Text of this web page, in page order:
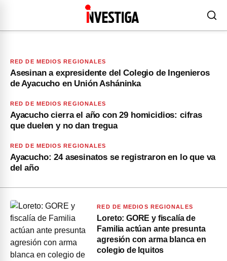
RED DE MEDIOS REGIONALES
Asesinan a expresidente del Colegio de Ingenieros
de Ayacucho en Unión Asháninka
RED DE MEDIOS REGIONALES
Ayacucho cierra el año con 29 homicidios: cifras
que duelen y no dan tregua
RED DE MEDIOS REGIONALES
Ayacucho: 24 asesinatos se registraron en lo que va
del año
RED DE MEDIOS REGIONALES
Loreto: GORE y fiscalía de
Familia actúan ante presunta
agresión con arma blanca en
colegio de Iquitos